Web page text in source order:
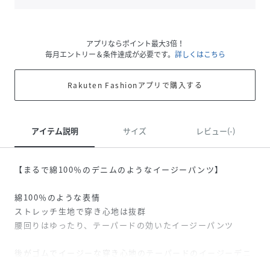
アプリならポイント最大3倍！
毎月エントリー＆条件達成が必要です。 詳しくはこちら
Rakuten Fashionアプリで購入する
アイテム説明 サイズ レビュー(-)
【まるで綿100％のデニムのようなイージーパンツ】
綿100％のような表情
ストレッチ生地で穿き心地は抜群
腰回りはゆったり、テーパードの効いたイージーパンツ
後がゴムでイージーな穿き心地のテーパードのイージーデニ